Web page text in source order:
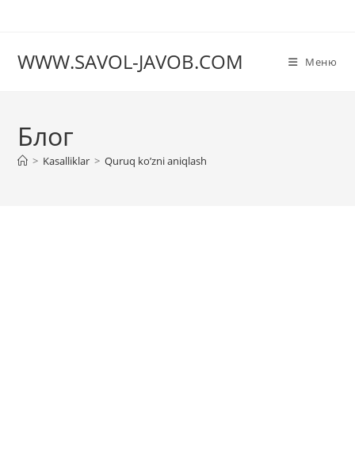
WWW.SAVOL-JAVOB.COM Меню
Блог
> Kasalliklar > Quruq ko’zni aniqlash